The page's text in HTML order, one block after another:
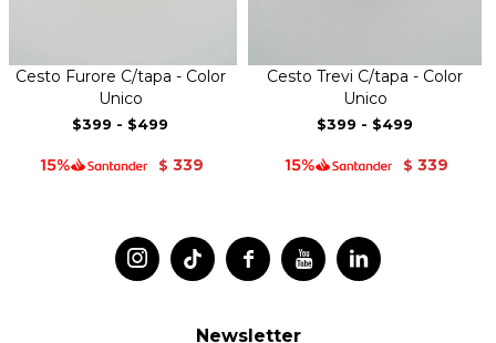
Cesto Furore C/tapa - Color
Unico
$399 - $499
$ 339
Cesto Trevi C/tapa - Color
Unico
$399 - $499
$ 339
 
 
Newsletter